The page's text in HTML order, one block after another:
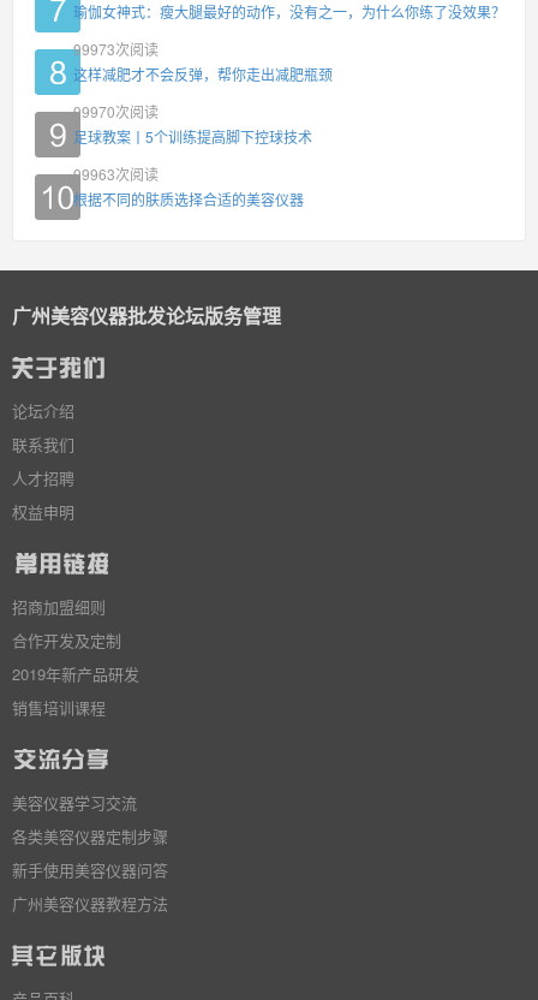
瑜伽女神式：瘦大腿最好的动作，没有之一，为什么你练了没效果？
99973次阅读
这样减肥才不会反弹，帮你走出减肥瓶颈
99970次阅读
足球教案丨5个训练提高脚下控球技术
99963次阅读
根据不同的肤质选择合适的美容仪器
广州美容仪器批发论坛版务管理
论坛介绍
联系我们
人才招聘
权益申明
招商加盟细则
合作开发及定制
2019年新产品研发
销售培训课程
美容仪器学习交流
各类美容仪器定制步骤
新手使用美容仪器问答
广州美容仪器教程方法